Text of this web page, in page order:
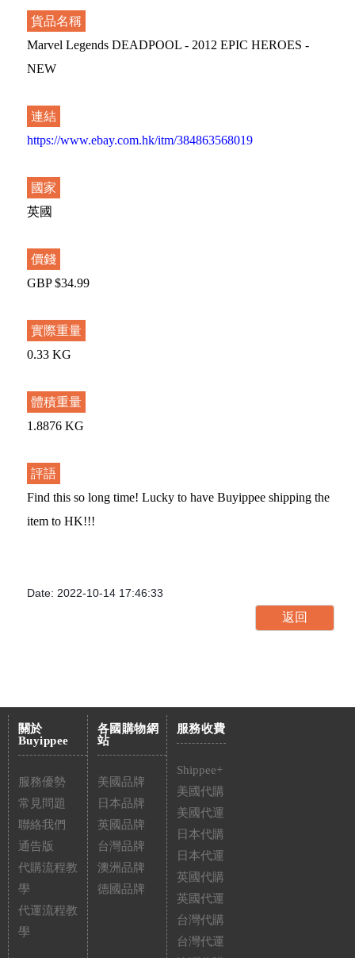
貨品名稱
Marvel Legends DEADPOOL - 2012 EPIC HEROES -
NEW
連結
https://www.ebay.com.hk/itm/384863568019
國家
英國
價錢
GBP $34.99
實際重量
0.33 KG
體積重量
1.8876 KG
評語
Find this so long time! Lucky to have Buyippee shipping the
item to HK!!!
Date: 2022-10-14 17:46:33
關於
Buyippee
服務優勢
常見問題
聯絡我們
通告版
代購流程教
學
代運流程教
學
各國購物網
站
美國品牌
日本品牌
英國品牌
台灣品牌
澳洲品牌
德國品牌
服務收費
Shippee+
美國代購
美國代運
日本代購
日本代運
英國代購
英國代運
台灣代購
台灣代運